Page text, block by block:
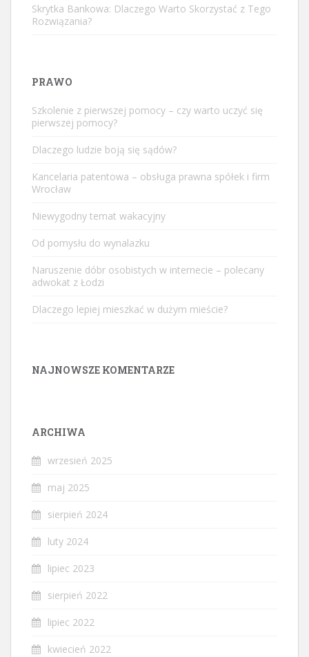
Skrytka Bankowa: Dlaczego Warto Skorzystać z Tego
Rozwiązania?
PRAWO
Szkolenie z pierwszej pomocy – czy warto uczyć się
pierwszej pomocy?
Dlaczego ludzie boją się sądów?
Kancelaria patentowa – obsługa prawna spółek i firm
Wrocław
Niewygodny temat wakacyjny
Od pomysłu do wynalazku
Naruszenie dóbr osobistych w internecie – polecany
adwokat z Łodzi
Dlaczego lepiej mieszkać w dużym mieście?
NAJNOWSZE KOMENTARZE
ARCHIWA
wrzesień 2025
maj 2025
sierpień 2024
luty 2024
lipiec 2023
sierpień 2022
lipiec 2022
kwiecień 2022